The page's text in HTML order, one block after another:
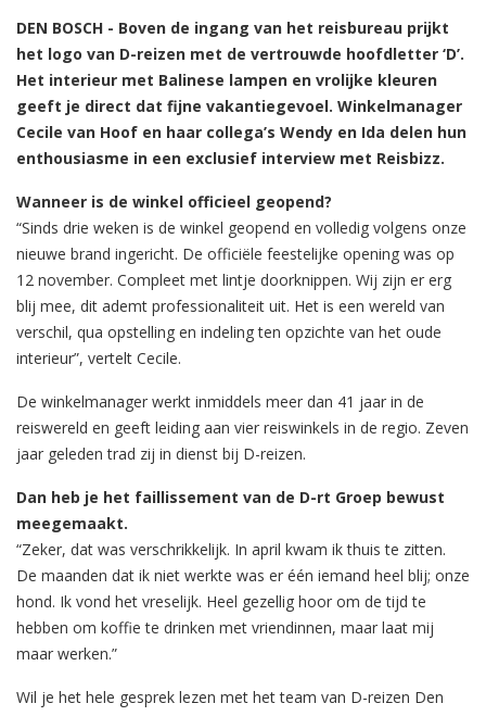
DEN BOSCH - Boven de ingang van het reisbureau prijkt
het logo van D-reizen met de vertrouwde hoofdletter ‘D’.
Het interieur met Balinese lampen en vrolijke kleuren
geeft je direct dat fijne vakantiegevoel. Winkelmanager
Cecile van Hoof en haar collega’s Wendy en Ida delen hun
enthousiasme in een exclusief interview met Reisbizz.
Wanneer is de winkel officieel geopend?
“Sinds drie weken is de winkel geopend en volledig volgens onze
nieuwe brand ingericht. De officiële feestelijke opening was op
12 november. Compleet met lintje doorknippen. Wij zijn er erg
blij mee, dit ademt professionaliteit uit. Het is een wereld van
verschil, qua opstelling en indeling ten opzichte van het oude
interieur”, vertelt Cecile.
De winkelmanager werkt inmiddels meer dan 41 jaar in de
reiswereld en geeft leiding aan vier reiswinkels in de regio. Zeven
jaar geleden trad zij in dienst bij D-reizen.
Dan heb je het faillissement van de D-rt Groep bewust
meegemaakt.
“Zeker, dat was verschrikkelijk. In april kwam ik thuis te zitten.
De maanden dat ik niet werkte was er één iemand heel blij; onze
hond. Ik vond het vreselijk. Heel gezellig hoor om de tijd te
hebben om koffie te drinken met vriendinnen, maar laat mij
maar werken.”
Wil je het hele gesprek lezen met het team van D-reizen Den